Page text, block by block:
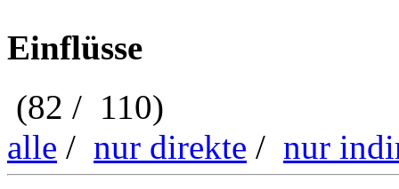
Einflüsse
(82 / 110)
alle / nur direkte / nur